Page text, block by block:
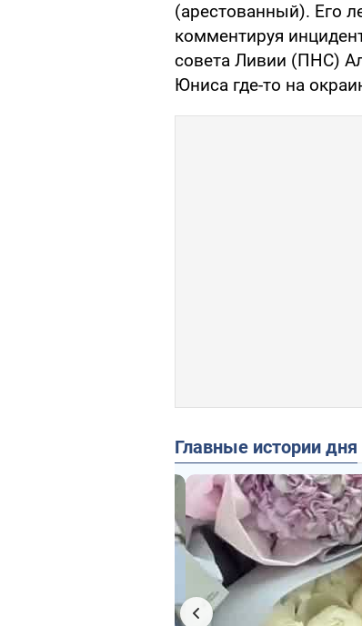
(арестованный). Его
комментируя
совета Ливии (ПНС)
Юниса где-то на
Главные истории дня